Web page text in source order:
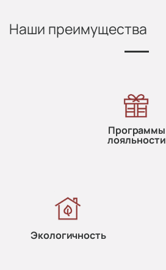
Наши преимущества
Программы
лояльности
Экологичность